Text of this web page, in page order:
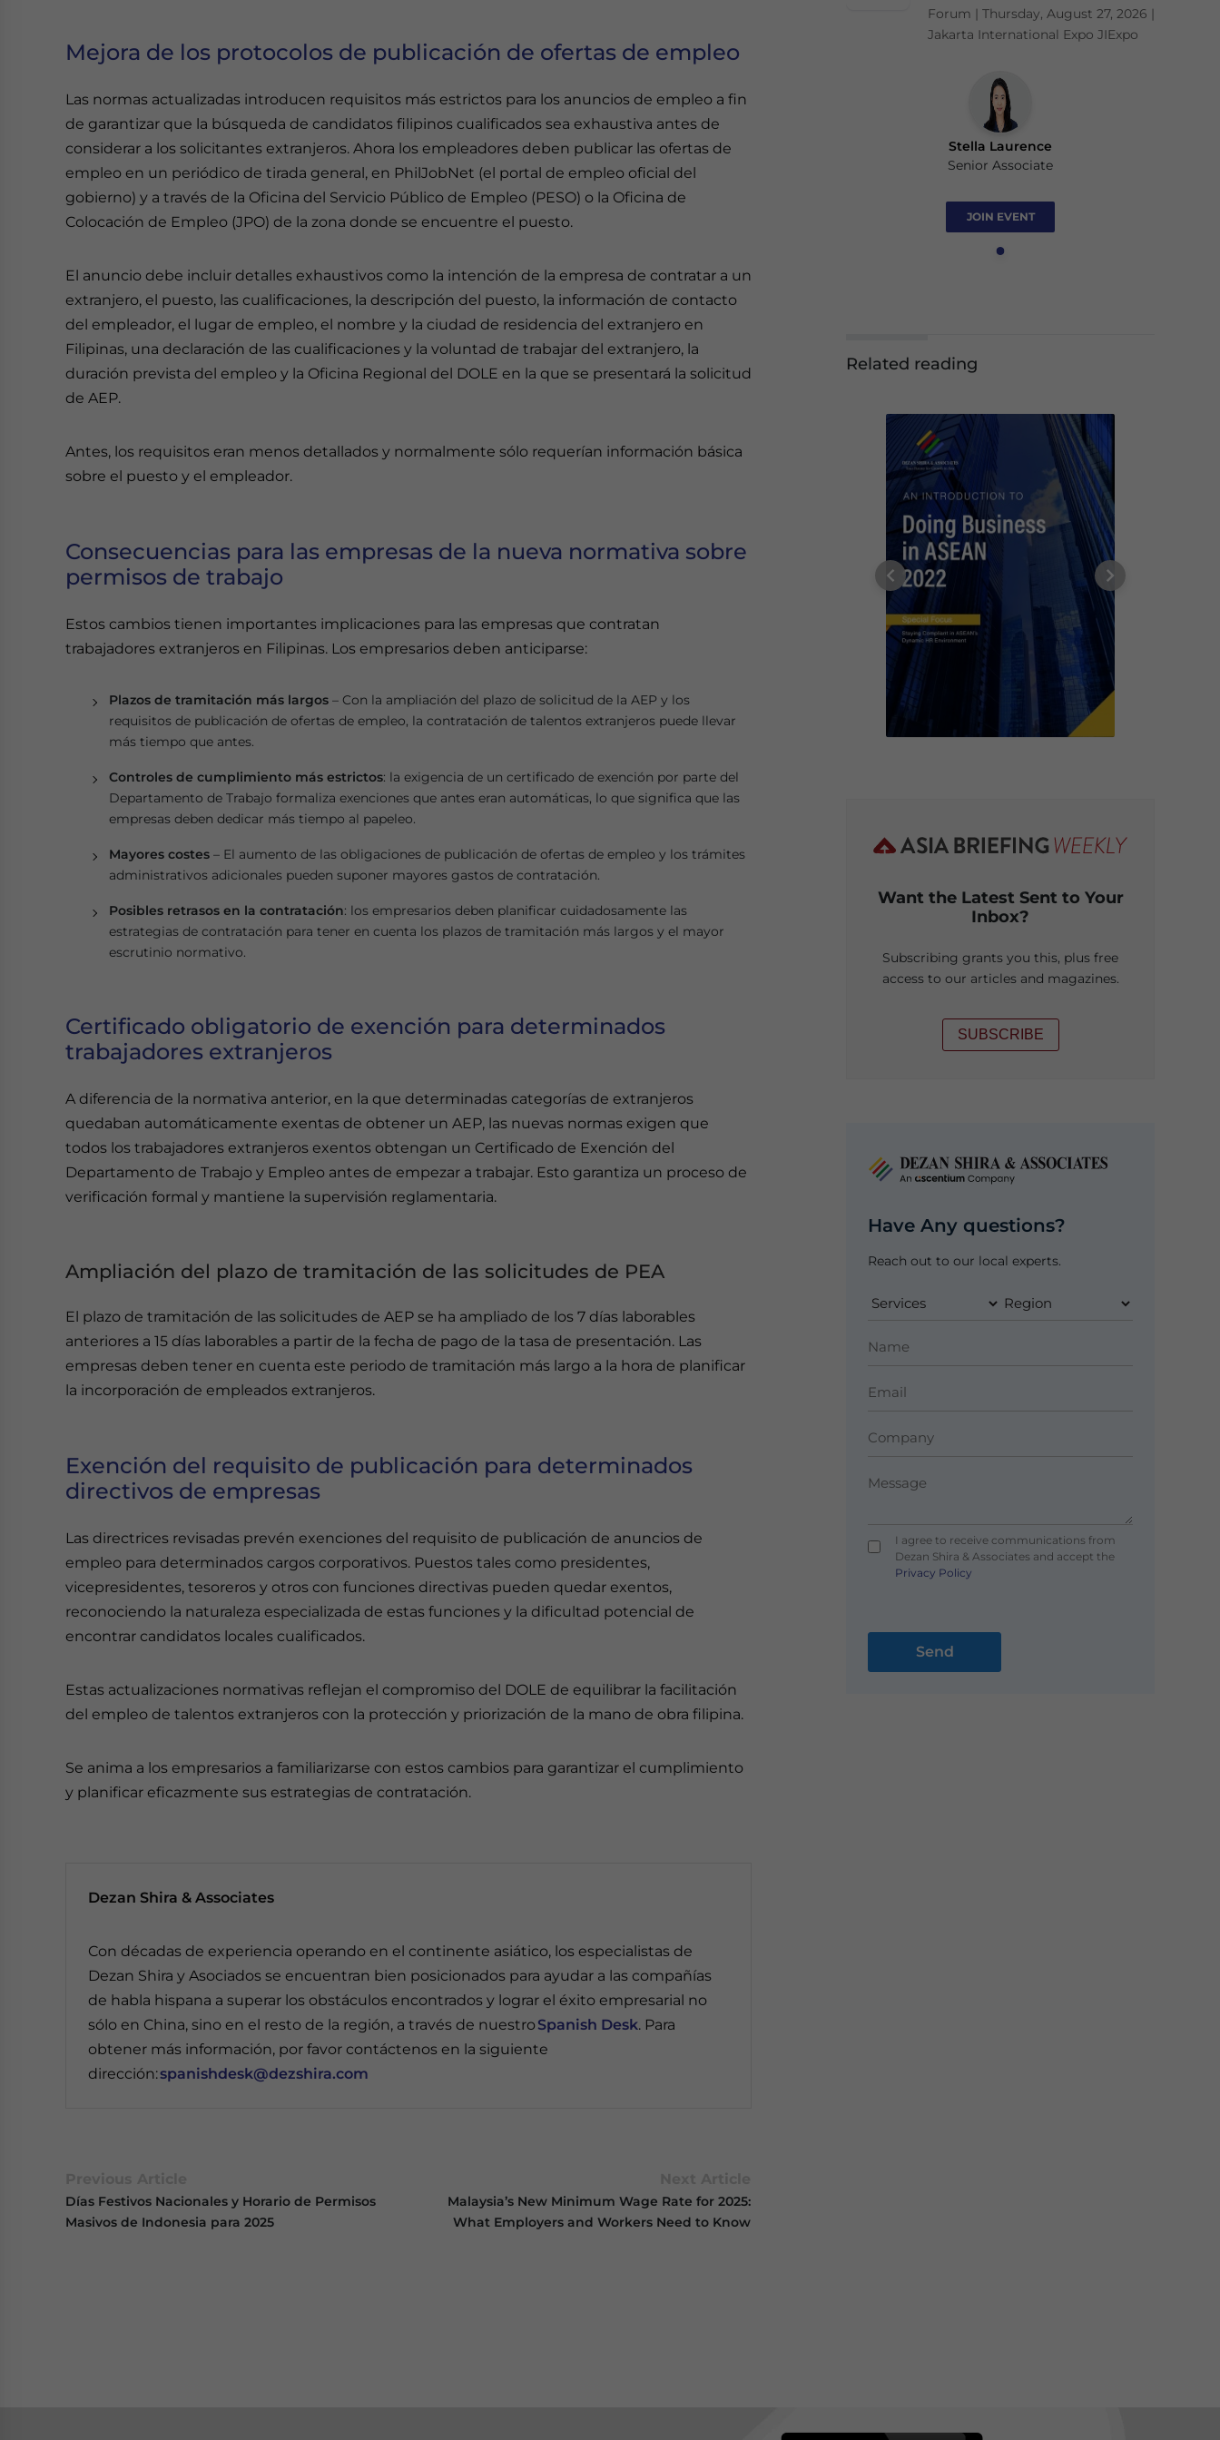
Mejora de los protocolos de publicación de ofertas de empleo
Las normas actualizadas introducen requisitos más estrictos para los anuncios de empleo a fin
de garantizar que la búsqueda de candidatos filipinos cualificados sea exhaustiva antes de
considerar a los solicitantes extranjeros. Ahora los empleadores deben publicar las ofertas de
empleo en un periódico de tirada general, en PhilJobNet (el portal de empleo oficial del
gobierno) y a través de la Oficina del Servicio Público de Empleo (PESO) o la Oficina de
Colocación de Empleo (JPO) de la zona donde se encuentre el puesto.
El anuncio debe incluir detalles exhaustivos como la intención de la empresa de contratar a un
extranjero, el puesto, las cualificaciones, la descripción del puesto, la información de contacto
del empleador, el lugar de empleo, el nombre y la ciudad de residencia del extranjero en
Filipinas, una declaración de las cualificaciones y la voluntad de trabajar del extranjero, la
duración prevista del empleo y la Oficina Regional del DOLE en la que se presentará la solicitud
de AEP.
Antes, los requisitos eran menos detallados y normalmente sólo requerían información básica
sobre el puesto y el empleador.
Consecuencias para las empresas de la nueva normativa sobre
permisos de trabajo
Estos cambios tienen importantes implicaciones para las empresas que contratan
trabajadores extranjeros en Filipinas. Los empresarios deben anticiparse:
Plazos de tramitación más largos – Con la ampliación del plazo de solicitud de la AEP y los
requisitos de publicación de ofertas de empleo, la contratación de talentos extranjeros puede llevar
más tiempo que antes.
Controles de cumplimiento más estrictos: la exigencia de un certificado de exención por parte del
Departamento de Trabajo formaliza exenciones que antes eran automáticas, lo que significa que las
empresas deben dedicar más tiempo al papeleo.
Mayores costes – El aumento de las obligaciones de publicación de ofertas de empleo y los trámites
administrativos adicionales pueden suponer mayores gastos de contratación.
Posibles retrasos en la contratación: los empresarios deben planificar cuidadosamente las
estrategias de contratación para tener en cuenta los plazos de tramitación más largos y el mayor
escrutinio normativo.
Certificado obligatorio de exención para determinados
trabajadores extranjeros
A diferencia de la normativa anterior, en la que determinadas categorías de extranjeros
quedaban automáticamente exentas de obtener un AEP, las nuevas normas exigen que
todos los trabajadores extranjeros exentos obtengan un Certificado de Exención del
Departamento de Trabajo y Empleo antes de empezar a trabajar. Esto garantiza un proceso de
verificación formal y mantiene la supervisión reglamentaria.
Ampliación del plazo de tramitación de las solicitudes de PEA
El plazo de tramitación de las solicitudes de AEP se ha ampliado de los 7 días laborables
anteriores a 15 días laborables a partir de la fecha de pago de la tasa de presentación. Las
empresas deben tener en cuenta este periodo de tramitación más largo a la hora de planificar
la incorporación de empleados extranjeros.
Exención del requisito de publicación para determinados
directivos de empresas
Las directrices revisadas prevén exenciones del requisito de publicación de anuncios de
empleo para determinados cargos corporativos. Puestos tales como presidentes,
vicepresidentes, tesoreros y otros con funciones directivas pueden quedar exentos,
reconociendo la naturaleza especializada de estas funciones y la dificultad potencial de
encontrar candidatos locales cualificados.
Estas actualizaciones normativas reflejan el compromiso del DOLE de equilibrar la facilitación
del empleo de talentos extranjeros con la protección y priorización de la mano de obra filipina.
Se anima a los empresarios a familiarizarse con estos cambios para garantizar el cumplimiento
y planificar eficazmente sus estrategias de contratación.
Dezan Shira & Associates
Con décadas de experiencia operando en el continente asiático, los especialistas de
Dezan Shira y Asociados se encuentran bien posicionados para ayudar a las compañías
de habla hispana a superar los obstáculos encontrados y lograr el éxito empresarial no
sólo en China, sino en el resto de la región, a través de nuestroSpanish Desk. Para
obtener más información, por favor contáctenos en la siguiente
dirección:spanishdesk@dezshira.com
Días Festivos Nacionales y Horario de Permisos
Masivos de Indonesia para 2025
Malaysia’s New Minimum Wage Rate for 2025:
What Employers and Workers Need to Know
Forum | Thursday, August 27, 2026 |
Jakarta International Expo JIExpo
Stella Laurence
Senior Associate
JOIN EVENT
Related reading
Want the Latest Sent to Your
Inbox?
Subscribing grants you this, plus free
access to our articles and magazines.
SUBSCRIBE
Have Any questions?
Reach out to our local experts.
I agree to receive communications from
Dezan Shira & Associates and accept the
Privacy Policy